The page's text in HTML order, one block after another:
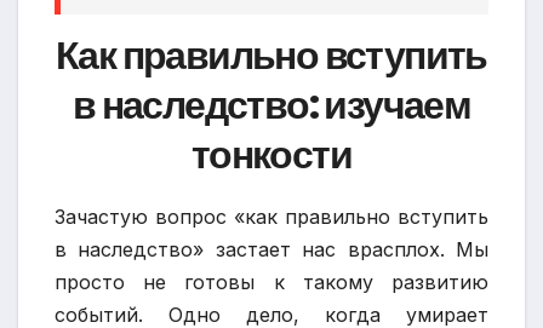
Как правильно вступить
в наследство: изучаем
тонкости
Зачастую вопрос «как правильно вступить
в наследство» застает нас врасплох. Мы
просто не готовы к такому развитию
событий. Одно дело, когда умирает